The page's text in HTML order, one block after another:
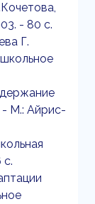
- 80 с.
Г.
- М.: Айрис-
с.